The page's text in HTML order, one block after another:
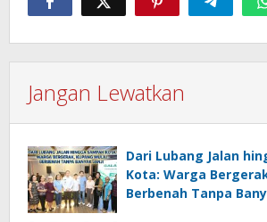
Jangan Lewatkan
Dari Lubang Jalan
Kota: Warga
Berbenah Tanpa